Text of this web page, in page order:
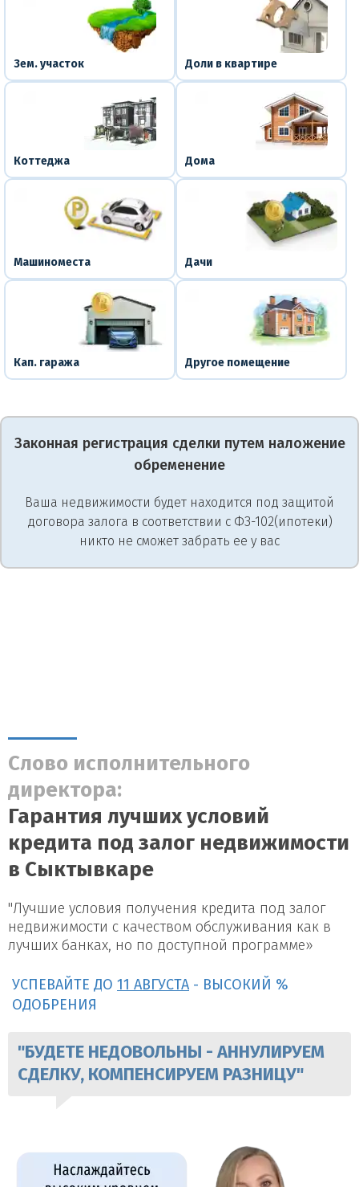
Зем. участок Доли в квартире
Коттеджа Дома
Машиноместа Дачи
Кап. гаража Другое помещение
Законная регистрация сделки путем наложение
обременение
Ваша недвижимости будет находится под защитой
договора залога в соответствии с ФЗ-102(ипотеки)
никто не сможет забрать ее у вас
Слово исполнительного
директора:
Гарантия лучших условий
кредита под залог недвижимости
в Сыктывкаре
"Лучшие условия получения кредита под залог
недвижимости с качеством обслуживания как в
лучших банках, но по доступной программе»
УСПЕВАЙТЕ ДО 11 АВГУСТА - ВЫСОКИЙ %
ОДОБРЕНИЯ
"БУДЕТЕ НЕДОВОЛЬНЫ - АННУЛИРУЕМ
СДЕЛКУ, КОМПЕНСИРУЕМ РАЗНИЦУ"